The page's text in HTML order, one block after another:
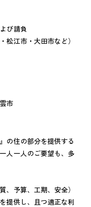
び請負
松江市・大田市など）
市
の住の部分を提供する
人一人のご要望も、多
、予算、工期、安全）
提供し、且つ適正な利